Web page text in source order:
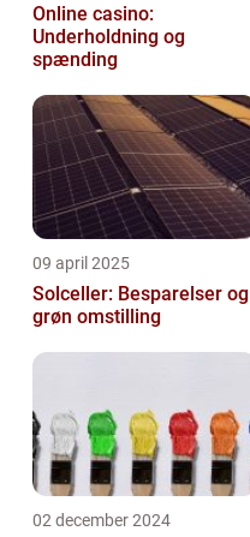
Online casino:
Underholdning og
spænding
09 april 2025
Solceller: Besparelser og
grøn omstilling
02 december 2024